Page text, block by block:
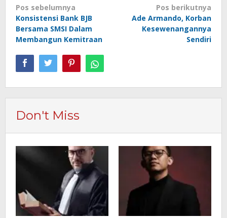
Navigasi
pos
Pos sebelumnya
Konsistensi Bank BJB
Bersama SMSI Dalam
Membangun Kemitraan
Pos berikutnya
Ade Armando, Korban
Kesewenangannya
Sendiri
Don't Miss